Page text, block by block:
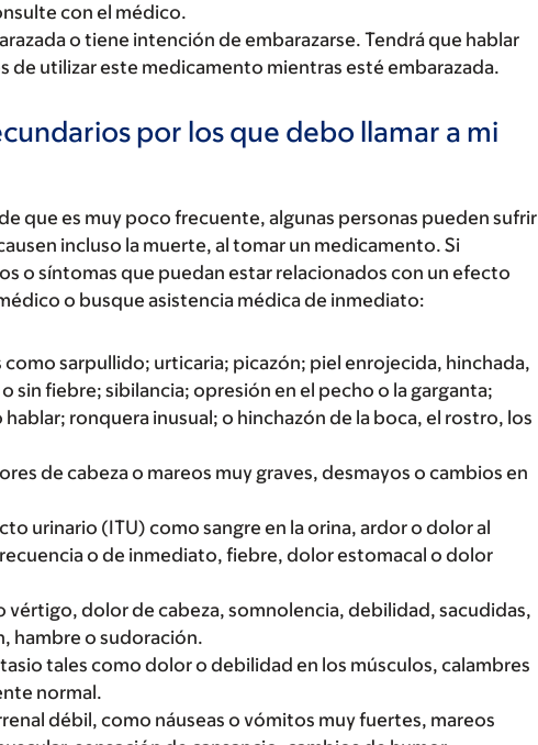
con el médico.
o tiene intención de embarazarse. Tendrá que hablar
de utilizar este medicamento mientras esté embarazada.
por los que debo llamar a mi
que es muy poco frecuente, algunas personas pueden sufrir
incluso la muerte, al tomar un medicamento. Si
o síntomas que puedan estar relacionados con un efecto
o busque asistencia médica de inmediato:
como sarpullido; urticaria; picazón; piel enrojecida, hinchada,
sin fiebre; sibilancia; opresión en el pecho o la garganta;
ronquera inusual; o hinchazón de la boca, el rostro, los
de cabeza o mareos muy graves, desmayos o cambios en
urinario (ITU) como sangre en la orina, ardor o dolor al
o de inmediato, fiebre, dolor estomacal o dolor
vértigo, dolor de cabeza, somnolencia, debilidad, sacudidas,
hambre o sudoración.
tales como dolor o debilidad en los músculos, calambres
normal.
débil, como náuseas o vómitos muy fuertes, mareos